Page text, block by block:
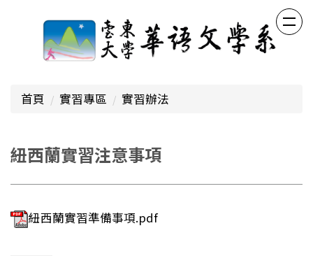
首頁 實習專區 實習辦法
紐西蘭實習注意事項
紐西蘭實習準備事項.pdf